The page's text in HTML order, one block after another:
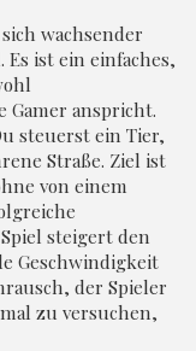
wachsender
ist ein einfaches,
Gamer anspricht.
steuerst ein Tier,
Straße. Ziel ist
von einem
steigert den
Geschwindigkeit
der Spieler
zu versuchen,